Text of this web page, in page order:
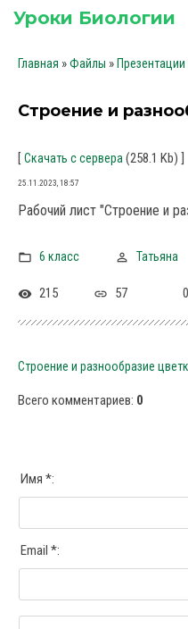
Уроки Биологии
Главная »Файлы »
Строение и
[Скачать с сервера (258.1 Kb) ]
25.11.2023, 18:57
Рабочий лист "Строение и
6 класс Татьяна
215 57
Строение и разнообразие
Всего комментариев: 0
Имя *:
Email *: